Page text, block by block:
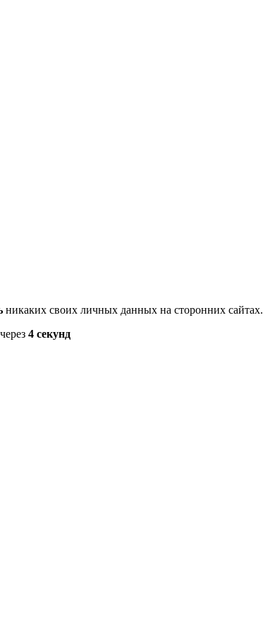
никаких своих личных данных на сторонних сайтах.
4 секунд